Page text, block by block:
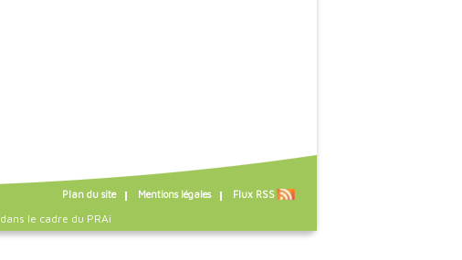
Plan du site Mentions légales Flux RSS
dans le cadre du PRAi